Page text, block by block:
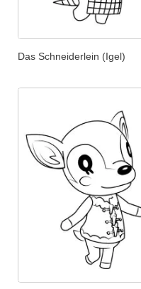
Das Schneiderlein (Igel)